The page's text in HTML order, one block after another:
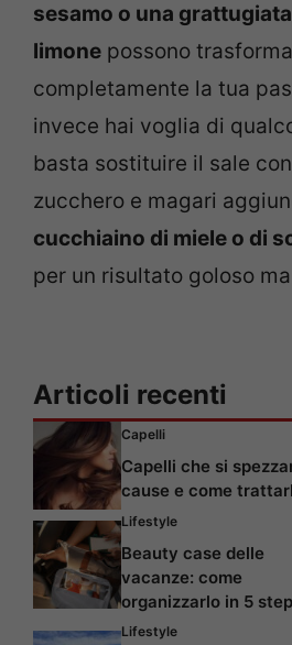
sesamo o una
limone possono
completamente la tua
invece hai voglia di
basta sostituire il sale
zucchero e magari
cucchiaino di miele o di
per un risultato goloso
Articoli recenti
Capelli
Capelli che si
cause e come
Lifestyle
Beauty case delle
vacanze: come
organizzarlo in 5 step
Lifestyle